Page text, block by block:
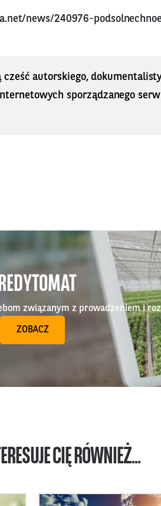
news/240976-
autorskiego,
sporządzanego
związanym z prowadzeniem i
ZOBACZ
CIĘ RÓWNIEŻ...